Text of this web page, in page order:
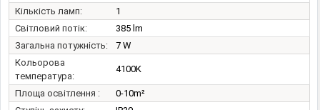
Кількість ламп:
1
Світловий потік:
385 lm
Загальна потужність:
7 W
Кольорова
температура:
4100K
Площа освітлення :
0-10m²